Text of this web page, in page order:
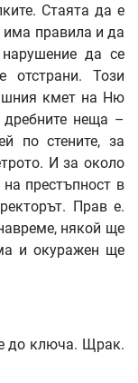
Стаята да е
има правила и да
да се
Този
кмет на Ню
неща –
по стените, за
И за около
престъпност в
Прав е.
някой ще
и окуражен ще
до ключа. Щрак.